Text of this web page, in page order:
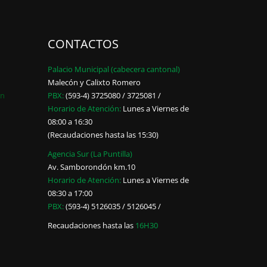
CONTACTOS
Palacio Municipal (cabecera cantonal)
Malecón y Calixto Romero
PBX:(593-4) 3725080 / 3725081 /
Horario de Atención:Lunes a Viernes de
08:00 a 16:30
(Recaudaciones hasta las 15:30)
Agencia Sur (La Puntilla)
Av. Samborondón km.10
Horario de Atención:Lunes a Viernes de
08:30 a 17:00
PBX:(593-4) 5126035 / 5126045 /
Recaudaciones hasta las 16H30